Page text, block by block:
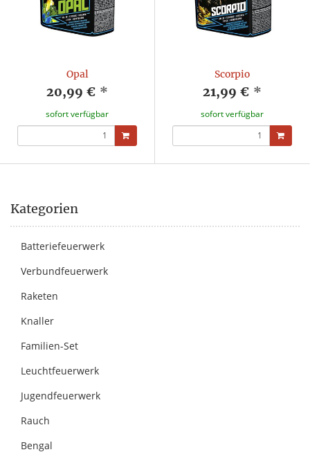
Opal
20,99 € *
sofort verfügbar
Scorpio
21,99 € *
sofort verfügbar
Kategorien
Batteriefeuerwerk
Verbundfeuerwerk
Raketen
Knaller
Familien-Set
Leuchtfeuerwerk
Jugendfeuerwerk
Rauch
Bengal